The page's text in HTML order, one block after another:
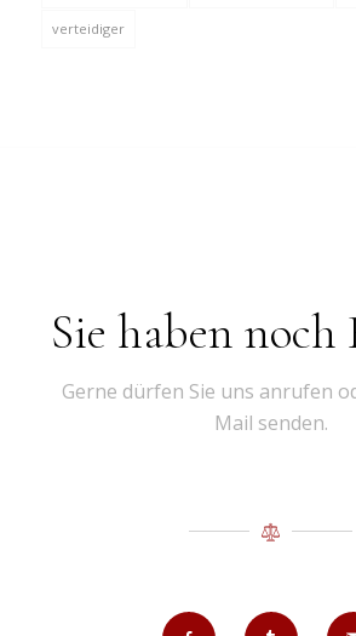
verteidiger
Sie haben noch
Gerne dürfen Sie uns anrufen
Mail senden.